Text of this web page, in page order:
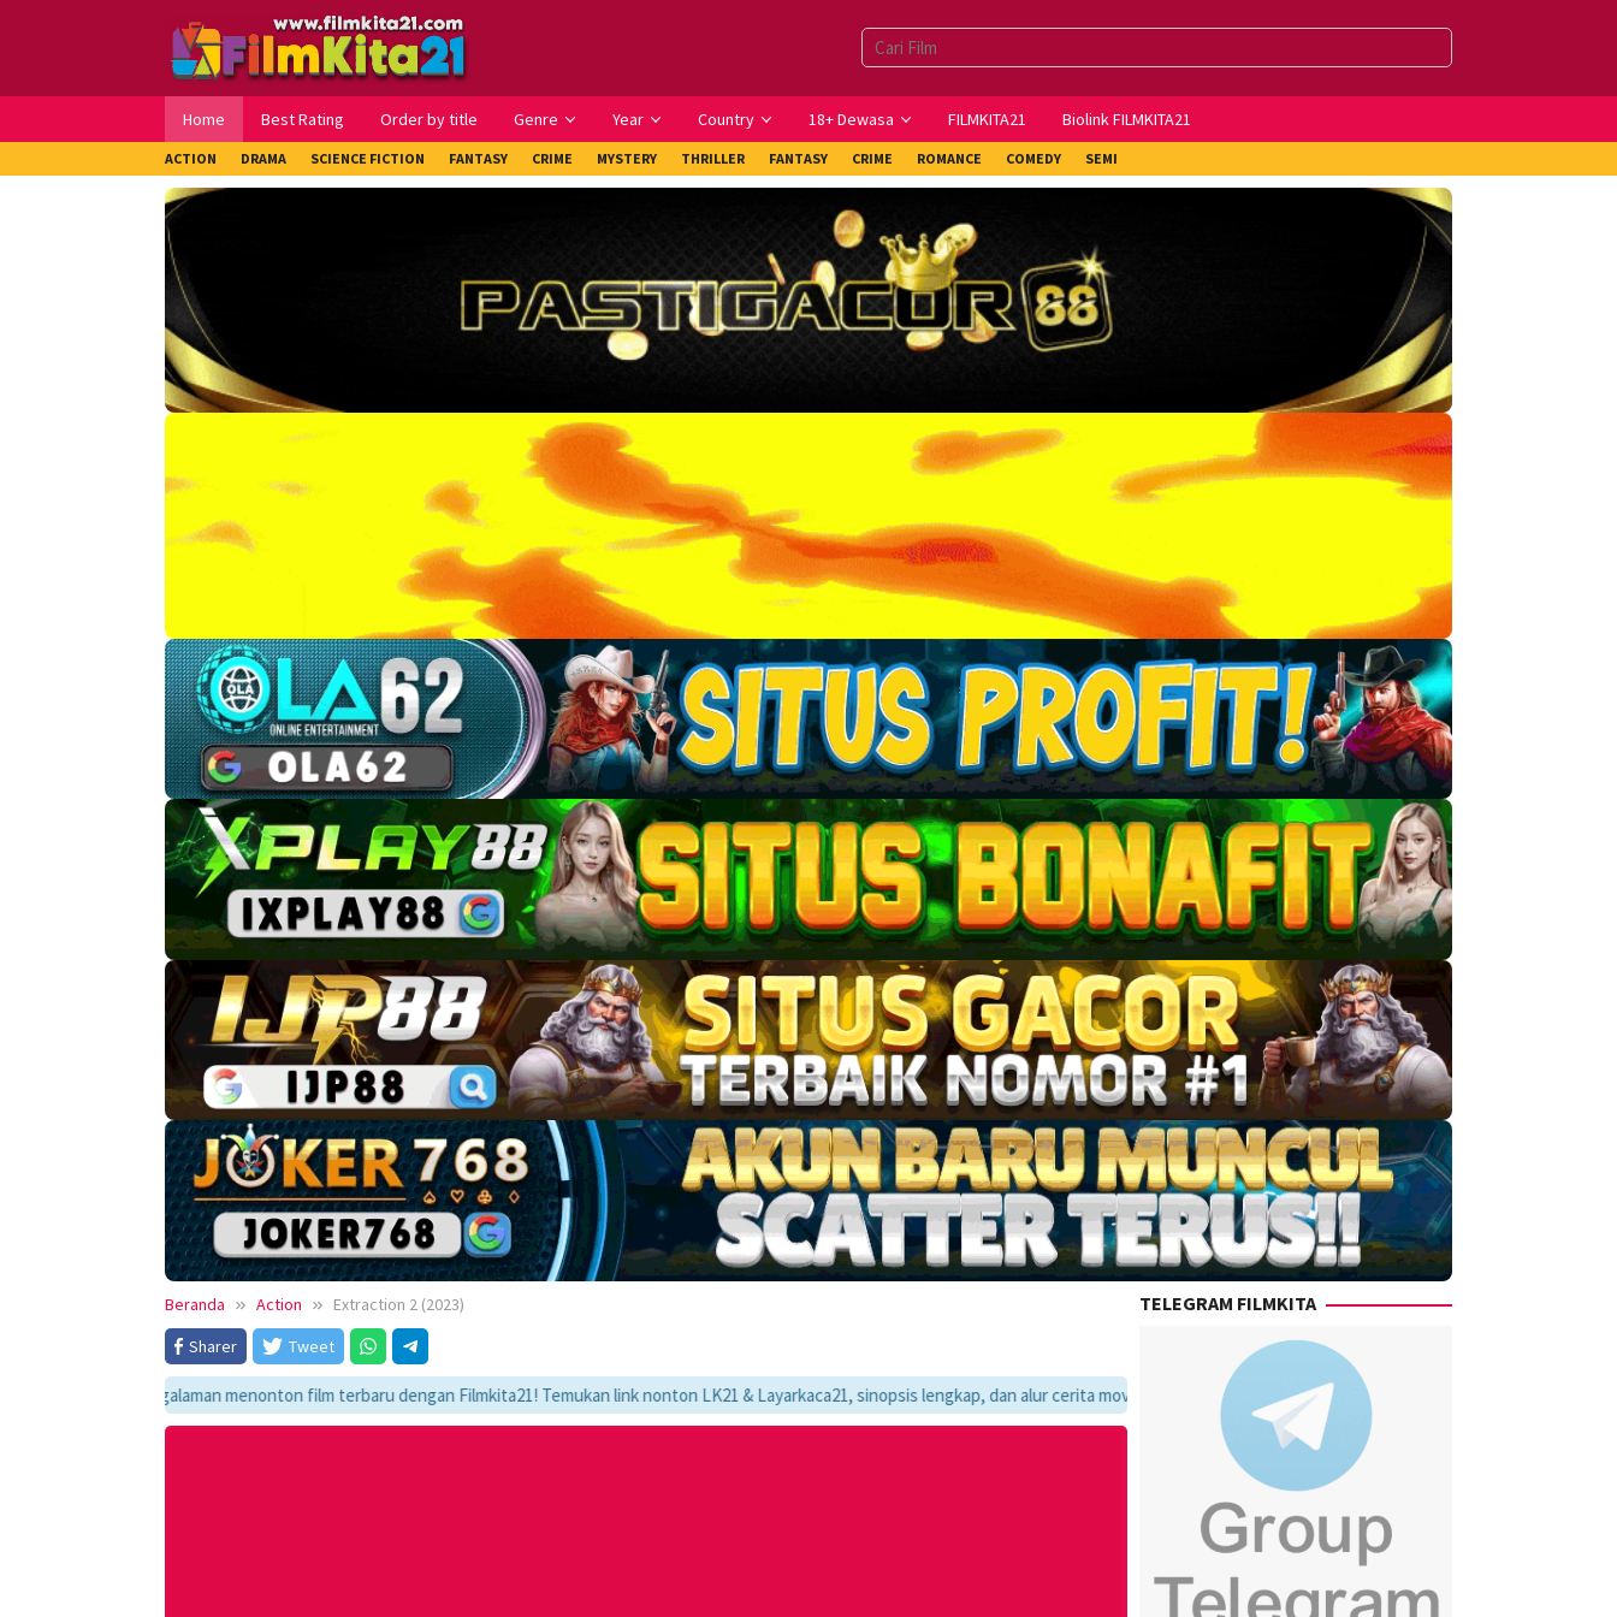
Home Best Rating Order by title Genre Year Country 18+ Dewasa FILMKITA21 Biolink FILMKITA21
ACTION DRAMA SCIENCE FICTION FANTASY CRIME MYSTERY THRILLER FANTASY CRIME ROMANCE COMEDY SEMI
Beranda Action
Extraction 2 (2023)
Sharer
Tweet
pengalaman menonton film terbaru dengan Filmkita21! Temukan link nonton LK21 & Layarkaca21, sinopsis lengkap, dan alur cerita movie favoritmu dalam satu tempat yang praktis dan update setiap hari.
TELEGRAM FILMKITA